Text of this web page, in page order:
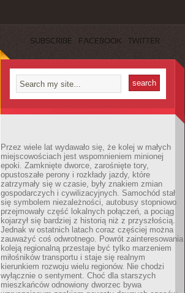
SUBSCRIBE FACEBOOK TWITTER
Przez wiele lat wydawało się, że kolej w małych
miejscowościach jest wspomnieniem minionej
epoki. Zamknięte dworce, zarośnięte tory,
opustoszałe perony i rozkłady jazdy, które
zatrzymały się w czasie, były znakiem zmian
gospodarczych i cywilizacyjnych. Samochód stał
się symbolem niezależności, autobusy stopniowo
przejmowały część lokalnych połączeń, a pociąg
kojarzył się bardziej z historią niż z przyszłością.
Jednak w ostatnich latach coraz częściej można
zauważyć coś odwrotnego. Powrót zainteresowania
koleją regionalną przestaje być tylko marzeniem
miłośników transportu i staje się realnym
kierunkiem rozwoju wielu regionów. Nie chodzi
wyłącznie o sentyment. Choć dla starszych
mieszkańców odnowiony dworzec bywa